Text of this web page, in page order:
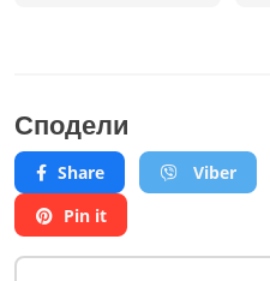
Сподели
Share Viber
Pin it